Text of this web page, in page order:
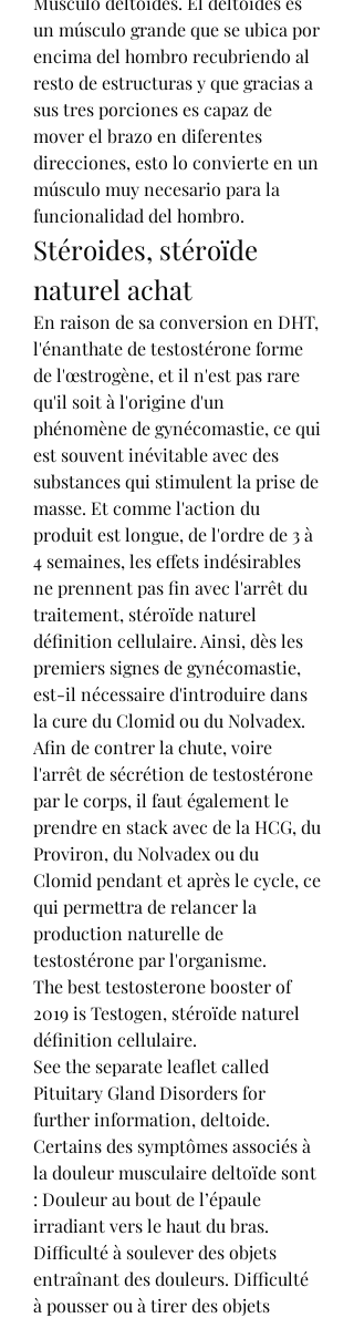
un músculo grande que se ubica por
encima del hombro recubriendo al
resto de estructuras y que gracias a
sus tres porciones es capaz de
mover el brazo en diferentes
direcciones, esto lo convierte en un
músculo muy necesario para la
funcionalidad del hombro.
Stéroides, stéroïde
naturel achat
En raison de sa conversion en DHT,
l'énanthate de testostérone forme
de l'œstrogène, et il n'est pas rare
qu'il soit à l'origine d'un
phénomène de gynécomastie, ce qui
est souvent inévitable avec des
substances qui stimulent la prise de
masse. Et comme l'action du
produit est longue, de l'ordre de 3 à
4 semaines, les effets indésirables
ne prennent pas fin avec l'arrêt du
traitement, stéroïde naturel
définition cellulaire. Ainsi, dès les
premiers signes de gynécomastie,
est-il nécessaire d'introduire dans
la cure du Clomid ou du Nolvadex.
Afin de contrer la chute, voire
l'arrêt de sécrétion de testostérone
par le corps, il faut également le
prendre en stack avec de la HCG, du
Proviron, du Nolvadex ou du
Clomid pendant et après le cycle, ce
qui permettra de relancer la
production naturelle de
testostérone par l'organisme.
The best testosterone booster of
2019 is Testogen, stéroïde naturel
définition cellulaire.
See the separate leaflet called
Pituitary Gland Disorders for
further information, deltoide.
Certains des symptômes associés à
la douleur musculaire deltoïde sont
: Douleur au bout de l’épaule
irradiant vers le haut du bras.
Difficulté à soulever des objets
entraînant des douleurs. Difficulté
à pousser ou à tirer des objets